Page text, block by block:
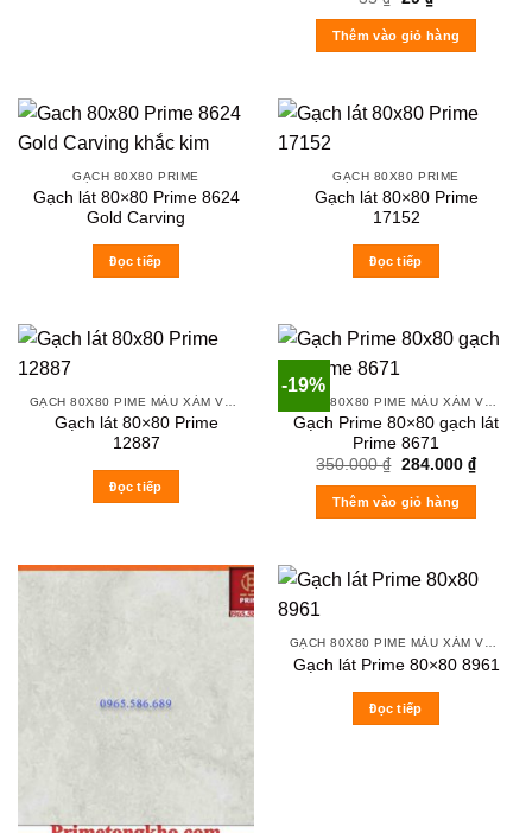
price
was:
35 ₫.
price
is:
29 ₫.
Thêm vào giỏ hàng
GẠCH 80X80 PRIME
Gạch lát 80×80 Prime 8624
Gold Carving
Đọc tiếp
GẠCH 80X80 PRIME
Gạch lát 80×80 Prime
17152
Đọc tiếp
GẠCH 80X80 PIME MÀU XÁM VÀ CÁC MÀU VÂN SÁNG NHẸ
Gạch lát 80×80 Prime
12887
Đọc tiếp
-19%
GẠCH 80X80 PIME MÀU XÁM VÀ CÁC MÀU VÂN SÁNG NHẸ
Gạch Prime 80×80 gạch lát
Prime 8671
350.000₫ Original
was:
350.000 ₫.
284.000 ₫Current
price
Thêm vào giỏ hàng
GẠCH 80X80 PIME MÀU XÁM VÀ CÁC MÀU VÂN SÁNG NHẸ
Gạch lát Prime 80×80 8961
Đọc tiếp